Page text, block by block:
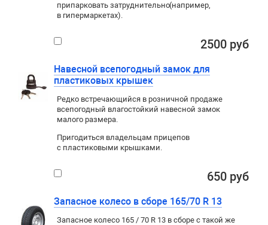
припарковать затруднительно(например,
в гипермаркетах).
2500 руб
Навесной всепогодный замок для
пластиковых крышек
Редко встречающийся в розничной продаже
всепогодный влагостойкий навесной замок
малого размера.
Пригодиться владельцам прицепов
с пластиковыми крышками.
650 руб
Запасное колесо в сборе 165/70 R 13
Запасное колесо 165 / 70 R 13 в сборе с такой же